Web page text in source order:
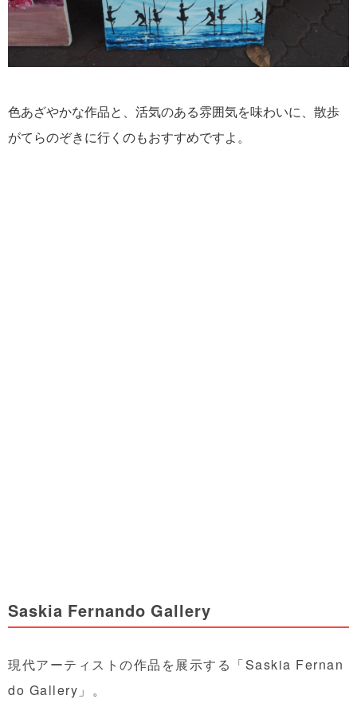
色あざやかな作品と、活気のある雰囲気を味わいに、散歩
がてらのぞきに行くのもおすすめですよ。
Saskia Fernando Gallery
現代アーティストの作品を展示する「Saskia Fernan
do Gallery」。